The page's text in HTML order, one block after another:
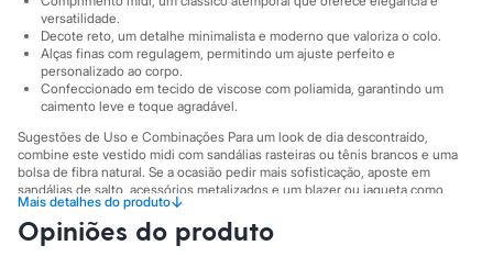
Meias
Pijamas
Sutiãs e Tops
Moda praia
Biquínis
Maiôs
Saídas de praia
Personagens
Plus size
Blusas e Camisetas
Calças
Casacos e Jaquetas
versatilidade.
Decote reto, um detalhe minimalista e moderno que valoriza o colo.
Alças finas com regulagem, permitindo um ajuste perfeito e
personalizado ao corpo.
Confeccionado em tecido de viscose com poliamida, garantindo um
caimento leve e toque agradável.
Sugestões de Uso e Combinações Para um look de dia descontraído,
combine este vestido midi com sandálias rasteiras ou tênis brancos e uma
bolsa de fibra natural. Se a ocasião pedir mais sofisticação, aposte em
sandálias de salto, acessórios metalizados e um blazer ou jaqueta como
sobreposição. É uma peça-chave que transita facilmente entre um passeio
no parque e um jantar especial.
Mais detalhes do produto↓
Opiniões do produto